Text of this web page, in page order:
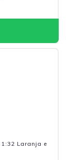
Laranja e